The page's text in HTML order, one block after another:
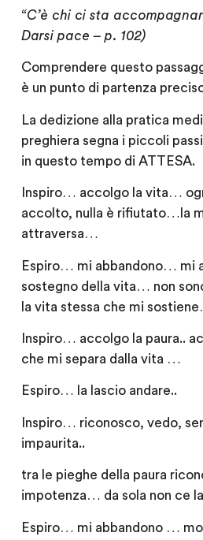
“C’è chi ci sta
Darsi pace – p. 102)
Comprendere questo
è un punto di partenza
La dedizione alla pratica
preghiera segna i piccoli
in questo tempo di ATTESA.
Inspiro… accolgo la vita…
accolto, nulla è rifiutato…la
attraversa…
Espiro… mi abbandono… mi
sostegno della vita… non
la vita stessa che mi
Inspiro… accolgo la paura..
che mi separa dalla vita …
Espiro… la lascio andare..
Inspiro… riconosco, vedo,
impaurita..
tra le pieghe della paura
impotenza… da sola non ce
Espiro… mi abbandono …